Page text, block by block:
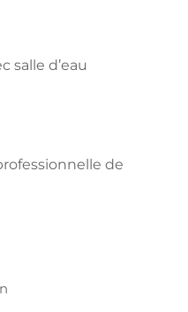
salle d’eau
de